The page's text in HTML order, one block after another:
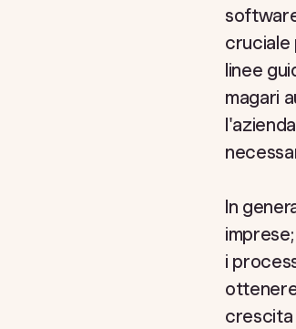
cruciale
linee
magari
In
i
crescita